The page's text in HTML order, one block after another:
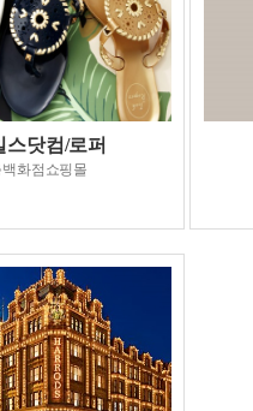
스닷컴/로퍼
화점쇼핑몰